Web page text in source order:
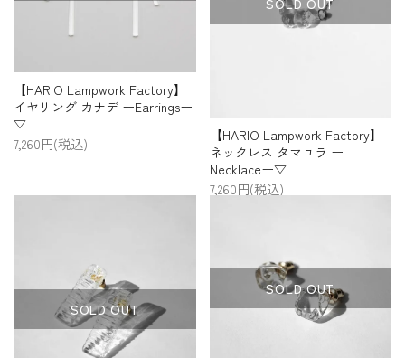
【HARIO Lampwork Factory】
イヤリング カナデ ーEarringsー
▽
7,260円(税込)
【HARIO Lampwork Factory】
ネックレス タマユラ ー
Necklaceー▽
7,260円(税込)
SOLD OUT
SOLD OUT